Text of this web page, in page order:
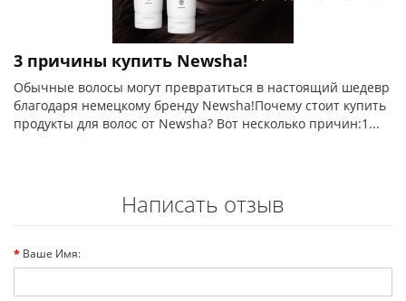
3 причины купить Newsha!
Обычные волосы могут превратиться в настоящий шедевр
благодаря немецкому бренду Newsha!Почему стоит купить
продукты для волос от Newsha? Вот несколько причин:1...
Написать отзыв
Ваше Имя: